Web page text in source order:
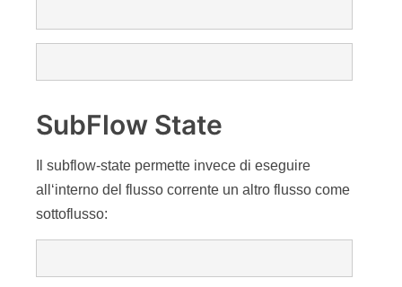
SubFlow State
Il subflow-state permette invece di eseguire
all‘interno del flusso corrente un altro flusso come
sottoflusso: